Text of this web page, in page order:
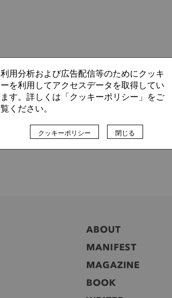
ABOUT
MANIFEST
MAGAZINE
BOOK
利用分析および広告配信等のためにクッキ
ーを利用してアクセスデータを取得してい
ます。詳しくは「クッキーポリシー」をご
覧ください。
クッキーポリシー 閉じる